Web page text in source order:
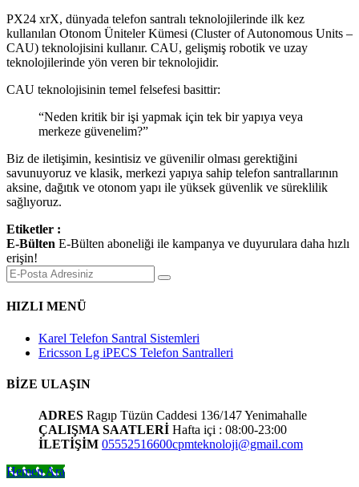
PX24 xrX, dünyada telefon santralı teknolojilerinde ilk kez
kullanılan Otonom Üniteler Kümesi (Cluster of Autonomous Units –
CAU) teknolojisini kullanır. CAU, gelişmiş robotik ve uzay
teknolojilerinde yön veren bir teknolojidir.
CAU teknolojisinin temel felsefesi basittir:
“Neden kritik bir işi yapmak için tek bir yapıya veya
merkeze güvenelim?”
Biz de iletişimin, kesintisiz ve güvenilir olması gerektiğini
savunuyoruz ve klasik, merkezi yapıya sahip telefon santrallarının
aksine, dağıtık ve otonom yapı ile yüksek güvenlik ve süreklilik
sağlıyoruz.
Etiketler :
E-Bülten E-Bülten aboneliği ile kampanya ve duyurulara daha hızlı
erişin!
HIZLI MENÜ
Karel Telefon Santral Sistemleri
Ericsson Lg iPECS Telefon Santralleri
BİZE ULAŞIN
ADRES Ragıp Tüzün Caddesi 136/147 Yenimahalle
ÇALIŞMA SAATLERİ Hafta içi : 08:00-23:00
İLETİŞİM 05552516600cpmteknoloji@gmail.com
Hemen Ara